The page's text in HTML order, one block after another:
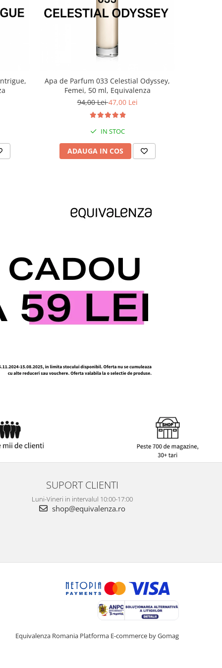
Apa de Parfum 033 Celestial Odyssey,
Femei, 50 ml, Equivalenza
94,00 Lei47,00 Lei
IN STOC
ADAUGA IN COS
SUPORT CLIENTI
Luni-Vineri in intervalul 10:00-17:00
shop@equivalenza.ro
Equivalenza Romania Platforma E-commerce by Gomag